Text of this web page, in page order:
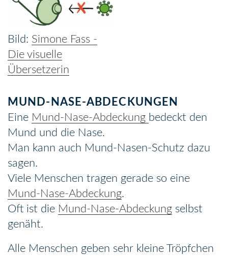
Simone Fass -
Die visuelle
Übersetzerin
MUND-NASE-ABDECKUNGEN
Eine Mund-Nase-Abdeckung bedeckt den
Mund und die Nase.
Man kann auch Mund-Nasen-Schutz dazu
sagen.
Viele Menschen tragen gerade so eine
Mund-Nase-Abdeckung.
Oft ist die Mund-Nase-Abdeckung selbst
genäht.
Alle Menschen geben sehr kleine Tröpfchen